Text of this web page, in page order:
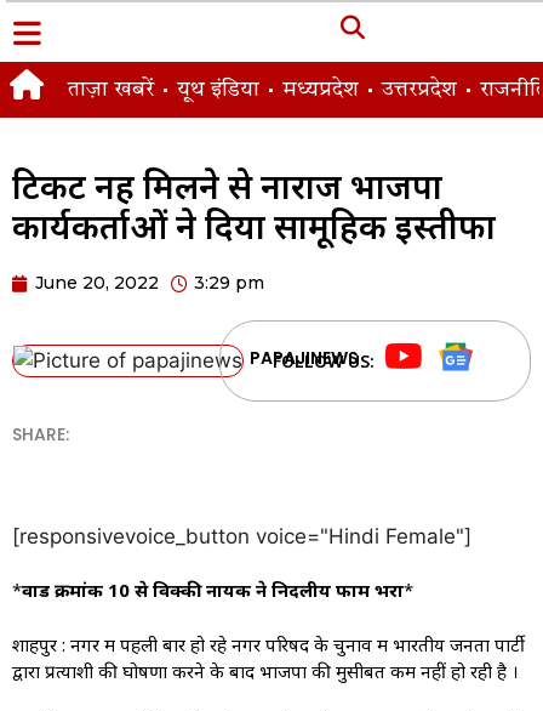
ताज़ा खबरें यूथ इंडिया मध्यप्रदेश उत्तरप्रदेश
टिकट नहीं मिलने से नाराज भाजपा
कार्यकर्ताओं ने दिया सामूहिक इस्तीफा
June 20, 2022 3:29 pm
PAPAJINEWS
FOLLOW US:
SHARE:
[responsivevoice_button voice="Hindi Female"]
*वार्ड क्रमांक 10 से विक्की नायक ने निर्दलीय फार्म भरा*
शाहपुर : नगर में पहली बार हो रहे नगर परिषद के चुनाव में भारतीय जनता पार्टी
द्वारा प्रत्याशी की घोषणा करने के बाद भाजपा की मुसीबतें कम नहीं हो रही है ।